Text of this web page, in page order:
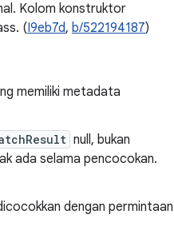
Kolom konstruktor
(I9eb7d, b/522194187)
memiliki metadata
null, bukan
ada selama pencocokan.
dengan permintaan